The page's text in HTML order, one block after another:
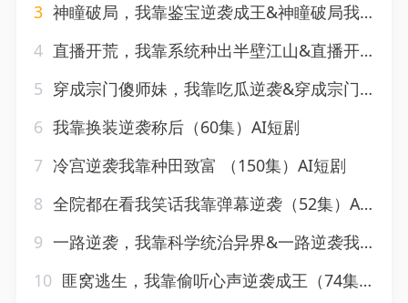
3 神瞳破局，我靠鉴宝逆袭成王&神瞳破局我靠鉴宝逆袭成王（80集）AI短剧（2026）
4 直播开荒，我靠系统种出半壁江山&直播开荒我靠系统种出半壁江山（47集）AI短剧
5 穿成宗门傻师妹，我靠吃瓜逆袭&穿成宗门傻师妹我靠吃瓜逆袭（124集）AI短剧
6 我靠换装逆袭称后（60集）AI短剧
7 冷宫逆袭我靠种田致富 （150集）AI短剧
8 全院都在看我笑话我靠弹幕逆袭（52集）AI短剧
9 一路逆袭，我靠科学统治异界&一路逆袭我靠科学统治异界（50集）AI短剧
10 匪窝逃生，我靠偷听心声逆袭成王（74集）冷梓昕＆李佳溆